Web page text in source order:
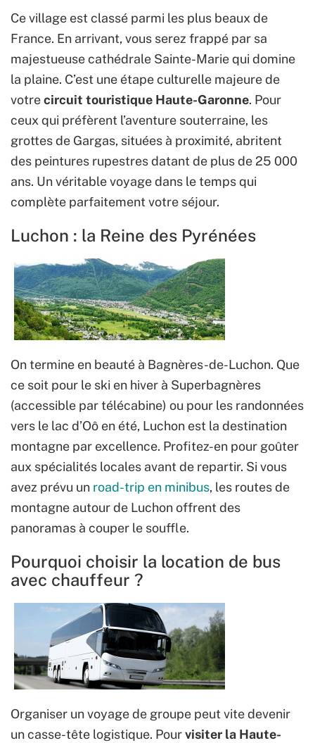
Ce village est classé parmi les plus beaux de
France. En arrivant, vous serez frappé par sa
majestueuse cathédrale Sainte-Marie qui domine
la plaine. C’est une étape culturelle majeure de
votrecircuit touristique Haute-Garonne. Pour
ceux qui préfèrent l’aventure souterraine, les
grottes de Gargas, situées à proximité, abritent
des peintures rupestres datant de plus de 25 000
ans. Un véritable voyage dans le temps qui
complète parfaitement votre séjour.
Luchon : la Reine des Pyrénées
On termine en beauté à Bagnères-de-Luchon. Que
ce soit pour le ski en hiver à Superbagnères
(accessible par télécabine) ou pour les randonnées
vers le lac d’Oô en été, Luchon est la destination
montagne par excellence. Profitez-en pour goûter
aux spécialités locales avant de repartir. Si vous
avez prévu un road-trip en minibus, les routes de
montagne autour de Luchon offrent des
panoramas à couper le souffle.
Pourquoi choisir la location de bus
avec chauffeur ?
Organiser un voyage de groupe peut vite devenir
un casse-tête logistique. Pourvisiter la Haute-